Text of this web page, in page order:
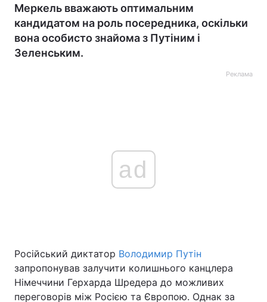
Україна Політика
Економіка Світ
Меркель вважають оптимальним
кандидатом на роль посередника, оскільки
вона особисто знайома з Путіним і
Зеленським.
Реклама
ad
Російський диктатор Володимир Путін
запропонував залучити колишнього канцлера
Німеччини Герхарда Шредера до можливих
переговорів між Росією та Європою. Однак за